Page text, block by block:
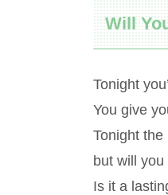
Will
Tonight
You give
Tonight
but will
Is it a